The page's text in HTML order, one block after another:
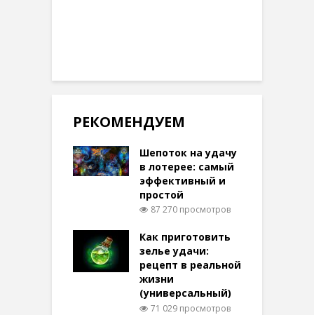
РЕКОМЕНДУЕМ
Шепоток на удачу
в лотерее: самый
эффективный и
простой
87 270 просмотров
Как приготовить
зелье удачи:
рецепт в реальной
жизни
(универсальный)
71 029 просмотров